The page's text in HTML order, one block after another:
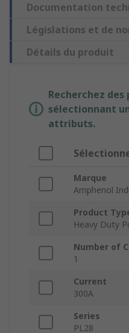
Documentation
Législations et de
Détails du produit
Recherchez
sélectionnant
attributs.
Marque
Amphenol
Product
Heavy Duty
Number of
1
Current
300A
Series
PL28